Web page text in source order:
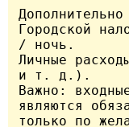
Городской
/ ночь.
Личные
и т. д.).
Важно:
являются
только по